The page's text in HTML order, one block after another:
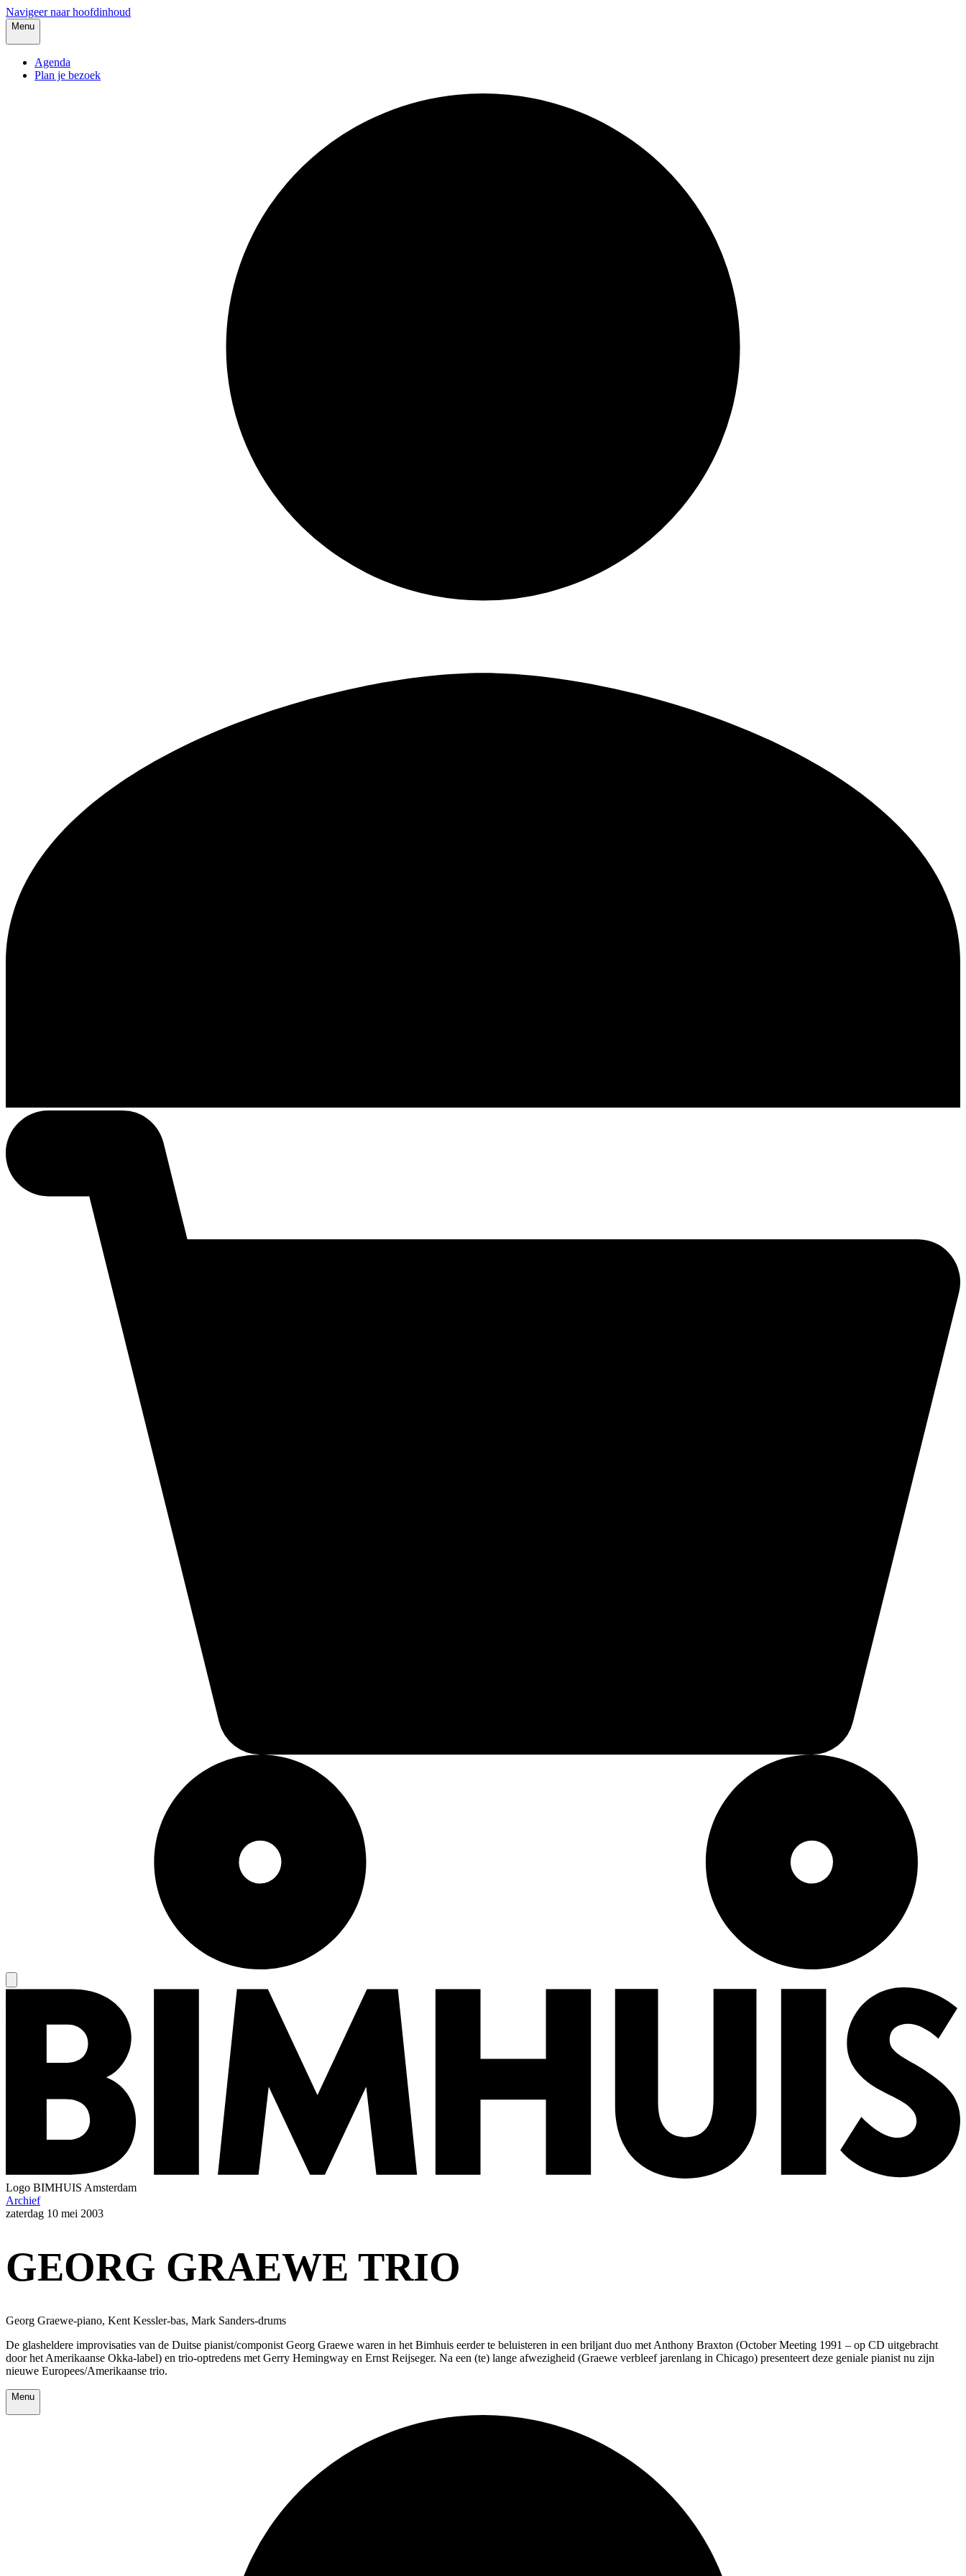
Navigeer naar hoofdinhoud
Menu
Agenda
Plan je bezoek
Logo BIMHUIS Amsterdam
Archief
zaterdag 10 mei 2003
GEORG GRAEWE TRIO
Georg Graewe-piano, Kent Kessler-bas, Mark Sanders-drums
De glasheldere improvisaties van de Duitse pianist/componist Georg Graewe waren in het Bimhuis eerder te beluisteren in een briljant duo met Anthony Braxton (October Meeting 1991 – op CD uitgebracht
door het Amerikaanse Okka-label) en trio-optredens met Gerry Hemingway en Ernst Reijseger. Na een (te) lange afwezigheid (Graewe verbleef jarenlang in Chicago) presenteert deze geniale pianist nu zijn
nieuwe Europees/Amerikaanse trio.
Menu